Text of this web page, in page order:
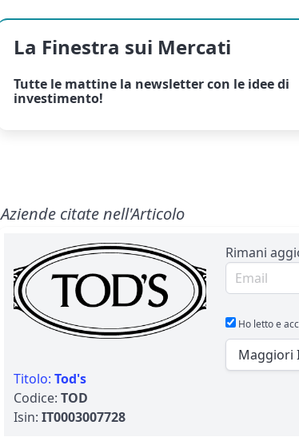
La Finestra sui Mercati
Tutte le mattine la newslettercon le idee di
investimento!
Aziende citate nell'Articolo
Titolo:Tod's
Codice:TOD
Isin:IT0003007728
Rimani
Email per
Ho letto e
Maggiori